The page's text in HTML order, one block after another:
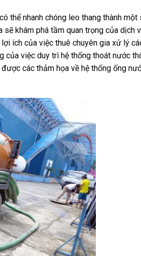
thể nhanh chóng leo thang thành
khám phá tầm quan trọng của dịch
ích của việc thuê chuyên gia xử lý
của việc duy trì hệ thống thoát nước
các thảm họa về hệ thống ống